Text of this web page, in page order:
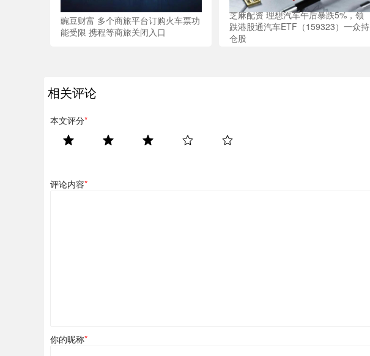
豌豆财富 多个商旅平台订购火车票功
能受限 携程等商旅关闭入口
芝麻配资 理想汽车午后暴跌5%，领
跌港股通汽车ETF（159323）一众持
仓股
相关评论
本文评分*
评论内容*
你的昵称*